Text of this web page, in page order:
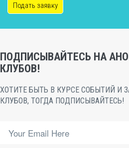
Подать заявку
ПОДПИСЫВАЙТЕСЬ НА
КЛУБОВ!
ХОТИТЕ БЫТЬ В КУРСЕ СОБЫТИЙ И
КЛУБОВ, ТОГДА ПОДПИСЫВАЙТЕСЬ!